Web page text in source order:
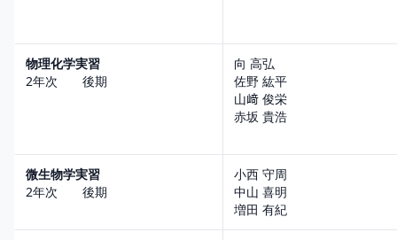
物理化学実習
2年次 後期
向 高弘
佐野 紘平
山﨑 俊栄
赤坂 貴浩
微生物学実習
2年次 後期
小西 守周
中山 喜明
増田 有紀